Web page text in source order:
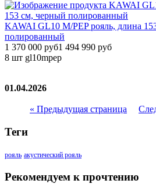
KAWAI GL10 M/PEP рояль, длина
полированный
1 370 000 руб1 494 990 руб
8 шт gl10mpep
01.04.2026
« Предыдущая страница
Теги
рояль акустический рояль
Рекомендуем к прочтению